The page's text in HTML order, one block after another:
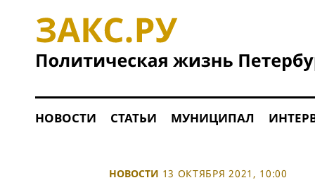
НОВОСТИ СТАТЬИ МУНИЦИПАЛ
НОВОСТИ 13 ОКТЯБРЯ 2021, 10:00